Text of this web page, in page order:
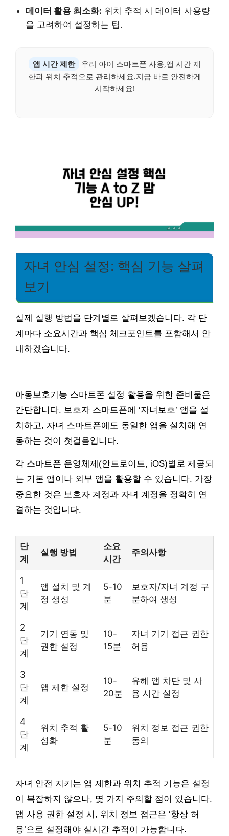
데이터 활용 최소화: 위치 추적 시 데이터 사용량
을 고려하여 설정하는 팁.
앱 시간 제한
우리 아이 스마트폰 사용,앱 시간 제
한과 위치 추적으로 관리하세요.지금 바로 안전하게
시작하세요!
자녀 안심 설정: 핵심 기능 살펴
보기
실제 실행 방법을 단계별로 살펴보겠습니다. 각 단
계마다 소요시간과 핵심 체크포인트를 포함해서 안
내하겠습니다.
아동보호기능 스마트폰 설정 활용을 위한 준비물은
간단합니다. 보호자 스마트폰에 ‘자녀보호’ 앱을 설
치하고, 자녀 스마트폰에도 동일한 앱을 설치해 연
동하는 것이 첫걸음입니다.
각 스마트폰 운영체제(안드로이드, iOS)별로 제공되
는 기본 앱이나 외부 앱을 활용할 수 있습니다. 가장
중요한 것은 보호자 계정과 자녀 계정을 정확히 연
결하는 것입니다.
단
계
실행 방법
소요
시간
주의사항
1
단
계
앱 설치 및 계
정 생성
5-10
분
보호자/자녀 계정 구
분하여 생성
2
단
계
기기 연동 및
권한 설정
10-
15분
자녀 기기 접근 권한
허용
3
단
계
앱 제한 설정
10-
20분
유해 앱 차단 및 사
용 시간 설정
4
단
계
위치 추적 활
성화
5-10
분
위치 정보 접근 권한
동의
자녀 안전 지키는 앱 제한과 위치 추적 기능은 설정
이 복잡하지 않으나, 몇 가지 주의할 점이 있습니다.
앱 사용 권한 설정 시, 위치 정보 접근은 ‘항상 허
용’으로 설정해야 실시간 추적이 가능합니다.